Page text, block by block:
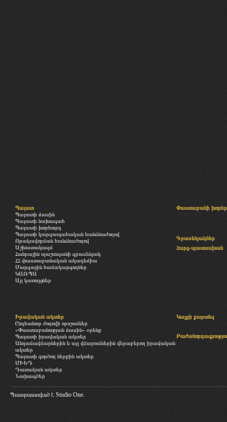
Պալատ
Պալատի մասին
Պալատի նախագահ
Պալատի խորհուրդ
Պալատի կարգապահական հանձնաժողով
Որակավորման հանձնաժողով
Աշխատակազմ
Հանրային պաշտպանի գրասենյակ
ՀՀ փաստաբանական ակադեմիա
Մարզային համակարգողներ
ԿԱՌՊԱ
Այլ կառույցներ
Փաստաբանի
Գրասենյակներ
Հարց-պատասխան
Իրավական ակտեր
Ընդհանուր ժողովի որոշումներ
«Փաստաբանության մասին» օրենք
Պալատի իրավական ակտեր
Անդամավճարներին և այլ վճարումներին վերաբերող իրավական
ակտեր
Պալատի գործող ներքին ակտեր
ՄԻԵԴ
Դատական ակտեր
Նախագծեր
Կայքի քարտեզ
Պատրաստված է Studio One.